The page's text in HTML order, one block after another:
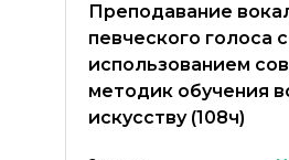
Преподавание
певческого голоса с
использованием
методик обучения
искусству (108ч)